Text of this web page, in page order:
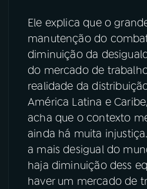
Ele explica que o
manutenção do
diminuição da
do mercado de
realidade da
América Latina e
acha que o contexto
ainda há muita
a mais desigual do
haja diminuição dess
haver um mercado de